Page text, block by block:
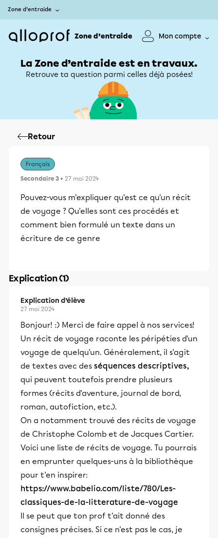
Zone d’entraide
Zone d’entraide Mon compte
La Zone d’entraide est en travaux.
Retrouve ta question parmi celles déjà posées!
Retour
Français
Secondaire 3 • 27 mai 2024
Pouvez-vous m'expliquer qu'est ce qu'un récit
de voyage ? Qu'elles sont ces procédés et
comment bien formulé un texte dans un
écriture de ce genre
Explication (1)
Explication d’élève
27 mai 2024
Bonjour! :) Merci de faire appel à nos services!
Un récit de voyage raconte les péripéties d'un
voyage de quelqu'un. Généralement, il s'agit
de textes avec des séquences descriptives,
qui peuvent toutefois prendre plusieurs
formes (récits d'aventure, journal de bord,
roman, autofiction, etc.).
On a notamment trouvé des récits de voyage
de Christophe Colomb et de Jacques Cartier.
Voici une liste de récits de voyage. Tu pourrais
en emprunter quelques-uns à la bibliothèque
pour t'en inspirer:
https://www.babelio.com/liste/780/Les-
classiques-de-la-litterature-de-voyage
Il se peut que ton prof t'ait donné des
consignes précises. Si ce n'est pas le cas, je